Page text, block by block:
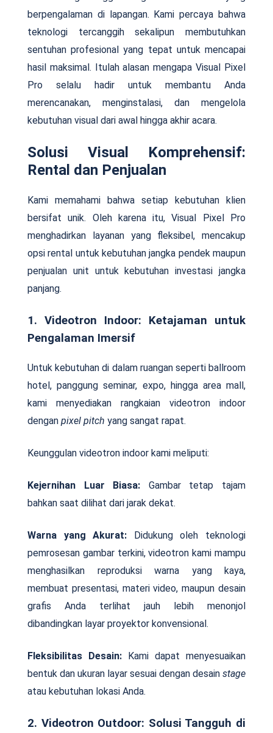
berpengalaman di lapangan. Kami percaya bahwa
teknologi tercanggih sekalipun membutuhkan
sentuhan profesional yang tepat untuk mencapai
hasil maksimal. Itulah alasan mengapa Visual Pixel
Pro selalu hadir untuk membantu Anda
merencanakan, menginstalasi, dan mengelola
kebutuhan visual dari awal hingga akhir acara.
Solusi Visual Komprehensif:
Rental dan Penjualan
Kami memahami bahwa setiap kebutuhan klien
bersifat unik. Oleh karena itu, Visual Pixel Pro
menghadirkan layanan yang fleksibel, mencakup
opsi rental untuk kebutuhan jangka pendek maupun
penjualan unit untuk kebutuhan investasi jangka
panjang.
1. Videotron Indoor: Ketajaman untuk
Pengalaman Imersif
Untuk kebutuhan di dalam ruangan seperti ballroom
hotel, panggung seminar, expo, hingga area mall,
kami menyediakan rangkaian videotron indoor
dengan pixel pitch yang sangat rapat.
Keunggulan videotron indoor kami meliputi:
Kejernihan Luar Biasa: Gambar tetap tajam
bahkan saat dilihat dari jarak dekat.
Warna yang Akurat: Didukung oleh teknologi
pemrosesan gambar terkini, videotron kami mampu
menghasilkan reproduksi warna yang kaya,
membuat presentasi, materi video, maupun desain
grafis Anda terlihat jauh lebih menonjol
dibandingkan layar proyektor konvensional.
Fleksibilitas Desain: Kami dapat menyesuaikan
bentuk dan ukuran layar sesuai dengan desain stage
atau kebutuhan lokasi Anda.
2. Videotron Outdoor: Solusi Tangguh di